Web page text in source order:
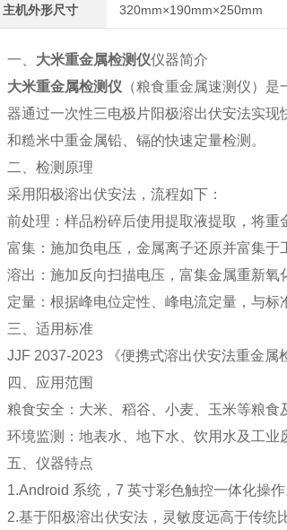
主机外形尺寸 320mm×190mm×250mm
一、 大米重金属检测仪仪器简介
大米重金属检测仪 （粮食重金属速测仪）
器通过一次性三电极片阳极溶出伏安法实
和糙米中重金属铅、镉的快速定量检测。
二、检测原理
采用阳极溶出伏安法，流程如下：
前处理：样品粉碎后使用提取液提取，将重
富集：施加负电压，金属离子还原并富集于
溶出：施加反向扫描电压，富集金属重新氧
定量：根据峰电位定性、峰电流定量，与标
三、适用标准
JJF 2037-2023 《便携式溶出伏安法重金属
四、应用范围
粮食安全：大米、稻谷、小麦、玉米等粮食
环境监测：地表水、地下水、饮用水及工业
五、仪器特点
1.Android 系统，7 英寸彩色触控一体化操作
2.基于阳极溶出伏安法，灵敏度远高于传统